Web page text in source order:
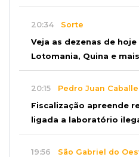
20:34 Sorte
Veja as dezenas de hoje
Lotomania, Quina e mais
20:15 Pedro Juan
Fiscalização apreende
ligada a laboratório
19:56 São Gabriel do